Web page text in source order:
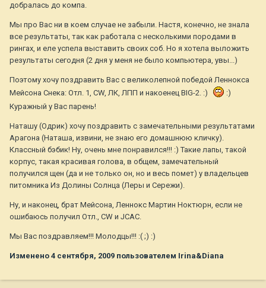
добралась до компа.
Мы про Вас ни в коем случае не забыли. Настя, конечно, не знала
все результаты, так как работала с несколькими породами в
рингах, и еле успела выставить своих соб. Но я хотела выложить
результаты сегодня (2 дня у меня не было компьютера, увы...)
Поэтому хочу поздравить Вас с великолепной победой Леннокса
Мейсона Снека: Отл. 1, CW, ЛК, ЛПП и накоенец BIG-2. :)
:)
Куражный у Вас парень!
Наташу (Одрик) хочу поздравить с замечательными результатами
Арагона (Наташа, извини, не знаю его домашнюю кличку).
Классный бэбик! Ну, очень мне понравился!!! :) Такие лапы, такой
корпус, такая красивая голова, в общем, замечательный
получился щен (да и не только он, но и весь помет) у владельцев
питомника Из Долины Солнца (Леры и Сережи).
Ну, и наконец, брат Мейсона, Леннокс Мартин Ноктюрн, если не
ошибаюсь получил Отл., CW и JCAC.
Мы Вас поздравляем!!! Молодцы!!! :( ;) :)
Изменено 4 сентября, 2009 пользователем Irina&Diana